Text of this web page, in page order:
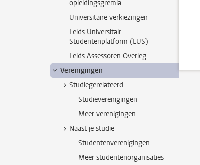
opleidingsgremia
Universitaire verkiezingen
Leids Universitair
Studentenplatform (LUS)
Leids Assessoren Overleg
Verenigingen
Studiegerelateerd
Studieverenigingen
Meer verenigingen
Naast je studie
Studentenverenigingen
Meer studentenorganisaties